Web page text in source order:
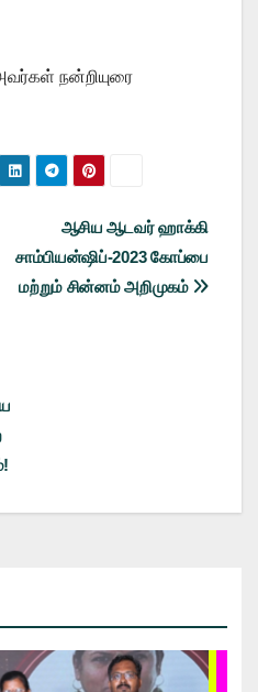
நன்றியுரை
ஆசிய ஆடவர் ஹாக்கி
சாம்பியன்ஷிப்-2023 கோப்பை
மற்றும் சின்னம் அறிமுகம்